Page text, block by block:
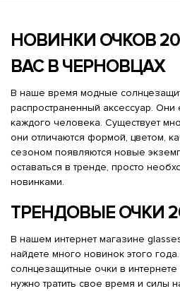
НОВИНКИ ОЧКОВ
ВАС В ЧЕРНОВЦАХ
В наше время модные
распространенный аксессуар. Они
каждого человека. Существует
они отличаются формой, цветом,
сезоном появляются новые
оставаться в тренде, просто
новинками.
ТРЕНДОВЫЕ ОЧКИ
В нашем интернет магазине
найдете много новинок этого
солнцезащитные очки в
нужно тратить свое время и силы